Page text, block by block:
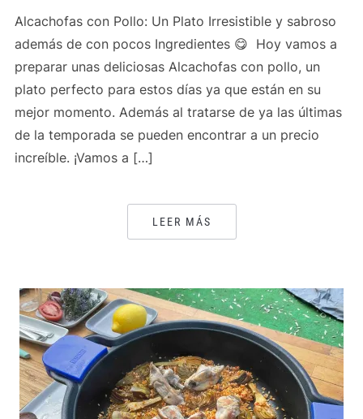
Alcachofas con Pollo: Un Plato Irresistible y sabroso
además de con pocos Ingredientes 😋 Hoy vamos a
preparar unas deliciosas Alcachofas con pollo, un
plato perfecto para estos días ya que están en su
mejor momento. Además al tratarse de ya las últimas
de la temporada se pueden encontrar a un precio
increíble. ¡Vamos a […]
LEER MÁS